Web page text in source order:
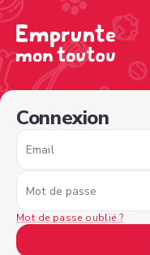
Connexion
Email
Mot de passe
Mot de passe oublié ?
/sign-